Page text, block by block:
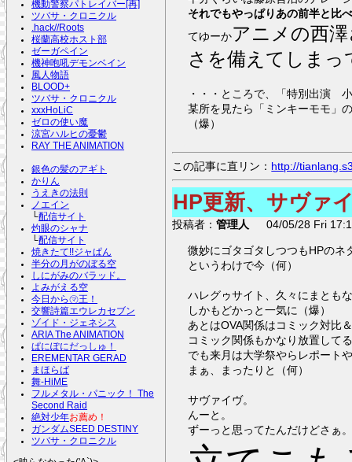
機動警察パトレイバー[再]
ツバサ・クロニクル
.hack//Roots
桜蘭高校ホスト部
ゼーガペイン
機神咆吼デモンベイン
風人物語
BLOOD+
ツバサ・クロニクル
xxxHoLiC
ゼロの使い魔
涼宮ハルヒの憂鬱
RAY THE ANIMATION
銀色の髪のアギト
かりん
うえきの法則
ノエイン
└配信サイト
灼眼のシャナ
└配信サイト
焼きたて!!ジャぱん
半分の月がのぼる空
しにがみのバラッド。
よみがえる空
今日から㋮王！
交響詩篇エウレカセブン
ゾイド・ジェネシス
ARIA The ANIMATION
ぱにぽにだっしゅ！
EREMENTAR GERAD
まほらば
舞-HiME
フルメタル・パニック！ The
Second Raid
絶対少年お薦め！
ガンダムSEED DESTINY
ツバサ・クロニクル
それでもやっぱりあの前半と比
てゆーかアニメの西
さを備えてしま
・・・ところで、「特別出演
某所を見たら「ミンキーモモ」
（爆）
この記事に直リン： http://
HP更新、サヴァ
投稿者：管理人 04/05/28 Fri
微妙にゴタゴタしつつもHPのネ
というわけで今（何）
ハレグゥサイト、久々にまとも
しかもどかっと一気に（爆）
あとはOVA関係はコミック対比
コミック関係もかなり放置して
でも来月は大学祭やらレポート
まぁ、まったりと（何）
サヴァイヴ。
んーと。
ずーっと思ってたんだけどさぁ